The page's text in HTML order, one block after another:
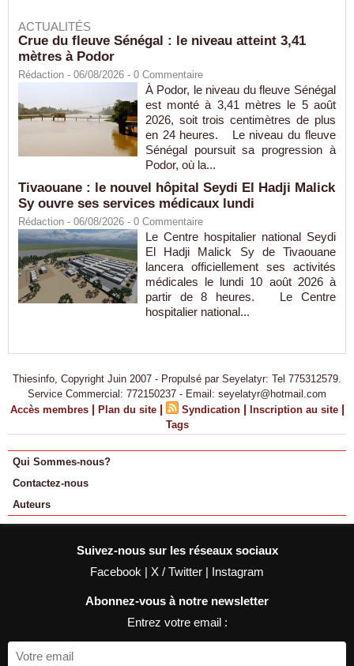
ACTUALITÉS
Crue du fleuve Sénégal : le niveau atteint 3,41
mètres à Podor
Rédaction - 06/08/2026 - 0 Commentaire
À Podor, le niveau du fleuve Sénégal
est monté à 3,41 mètres le 5 août
2026, soit trois centimètres de plus
en 24 heures. Le niveau du fleuve
Sénégal poursuit sa progression à
Podor, où la...
Tivaouane : le nouvel hôpital Seydi El Hadji Malick
Sy ouvre ses services médicaux lundi
Rédaction - 06/08/2026 - 0 Commentaire
Le Centre hospitalier national Seydi
El Hadji Malick Sy de Tivaouane
lancera officiellement ses activités
médicales le lundi 10 août 2026 à
partir de 8 heures. Le Centre
hospitalier national...
Thiesinfo, Copyright Juin 2007 - Propulsé par Seyelatyr: Tel 775312579.
Service Commercial: 772150237 - Email: seyelatyr@hotmail.com
Accès membres | Plan du site | Syndication | Inscription au site |
Tags
Qui Sommes-nous?
Contactez-nous
Auteurs
Suivez-nous sur les réseaux sociaux
Facebook | X / Twitter | Instagram
Abonnez-vous à notre newsletter
Entrez votre email :